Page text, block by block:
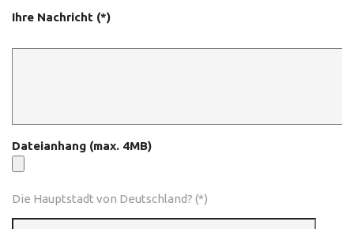
Ihre Nachricht (*)
Dateianhang (max. 4MB)
Die Hauptstadt von Deutschland? (*)